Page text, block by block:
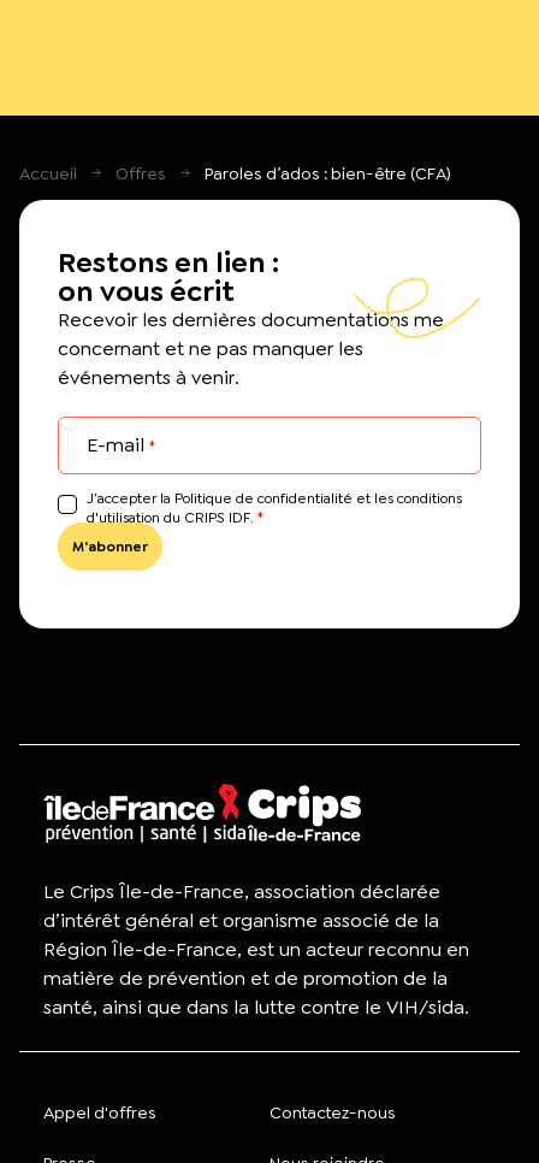
Accueil Offres Paroles d’ados : bien-être (CFA)
Restons en lien :
on vous écrit
Recevoir les dernières documentations me
concernant et ne pas manquer les
événements à venir.
E-mail *
J’accepter la Politique de confidentialité et les conditions
d'utilisation du CRIPS IDF. *
Le Crips Île-de-France, association déclarée
d’intérêt général et organisme associé de la
Région Île-de-France, est un acteur reconnu en
matière de prévention et de promotion de la
santé, ainsi que dans la lutte contre le VIH/sida.
Appel d'offres Contactez-nous